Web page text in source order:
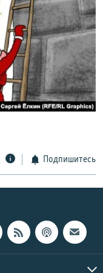
Подпишитесь